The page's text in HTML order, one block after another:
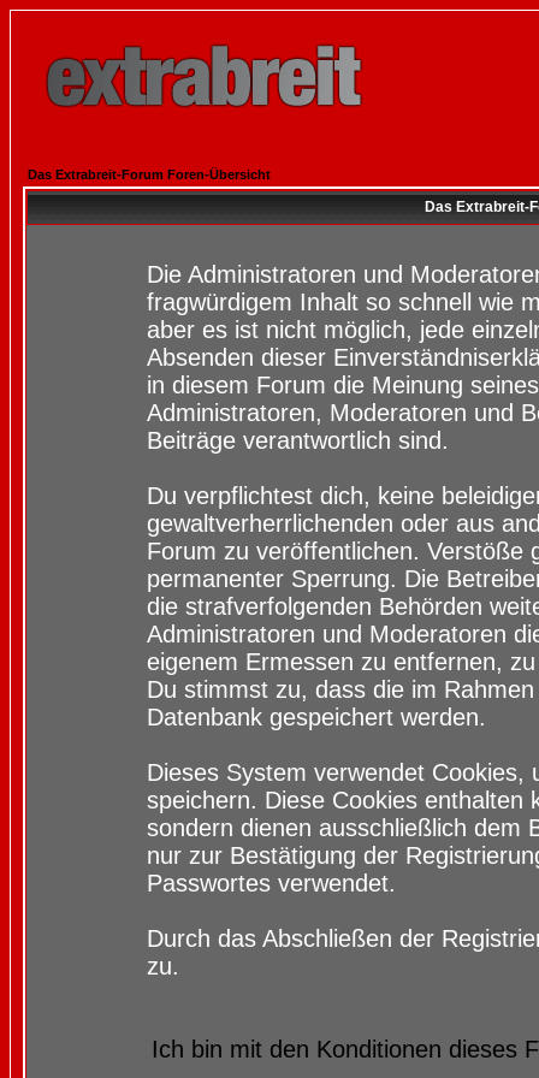
Das Extrabreit-Forum Foren-Übersicht
Das Extrabreit-
Die Administratoren und
fragwürdigem Inhalt so schnell wie
aber es ist nicht möglich, jede
Absenden dieser
in diesem Forum die Meinung
Administratoren, Moderatoren und
Beiträge verantwortlich sind.
Du verpflichtest dich, keine
gewaltverherrlichenden oder aus
Forum zu veröffentlichen. Verstöße
permanenter Sperrung. Die
die strafverfolgenden Behörden
Administratoren und Moderatoren
eigenem Ermessen zu entfernen,
Du stimmst zu, dass die im
Datenbank gespeichert werden.
Dieses System verwendet
speichern. Diese Cookies enthalten
sondern dienen ausschließlich dem
nur zur Bestätigung der
Passwortes verwendet.
Durch das Abschließen der
zu.
Ich bin mit den Konditionen dieses